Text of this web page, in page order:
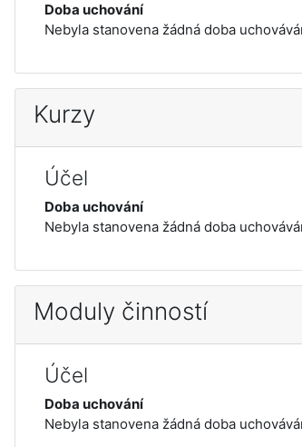
Doba uchování
Nebyla stanovena žádná doba
Kurzy
Účel
Doba uchování
Nebyla stanovena žádná doba
Moduly činností
Účel
Doba uchování
Nebyla stanovena žádná doba